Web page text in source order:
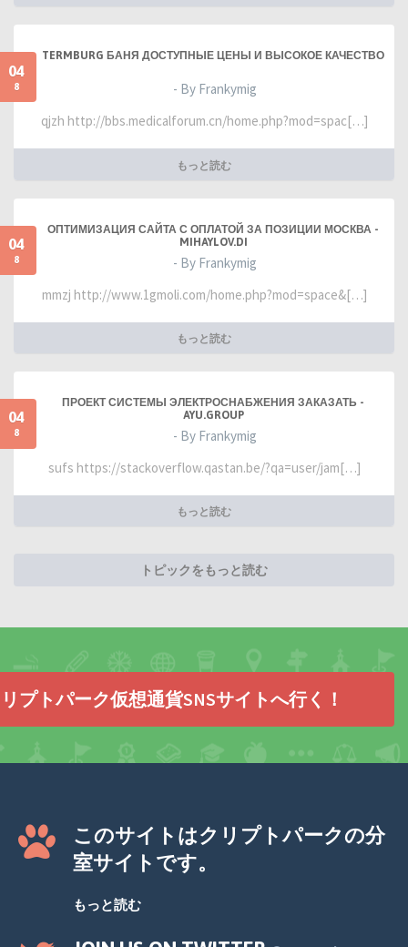
04
8
TERMBURG БАНЯ ДОСТУПНЫЕ ЦЕНЫ И ВЫСОКОЕ КАЧЕСТВО
- By Frankymig
qjzh http://bbs.medicalforum.cn/home.php?mod=spac[…]
もっと読む
04
8
ОПТИМИЗАЦИЯ САЙТА С ОПЛАТОЙ ЗА ПОЗИЦИИ МОСКВА -
MIHAYLOV.DI
- By Frankymig
mmzj http://www.1gmoli.com/home.php?mod=space&[…]
もっと読む
04
8
ПРОЕКТ СИСТЕМЫ ЭЛЕКТРОСНАБЖЕНИЯ ЗАКАЗАТЬ -
AYU.GROUP
- By Frankymig
sufs https://stackoverflow.qastan.be/?qa=user/jam[…]
もっと読む
トピックをもっと読む
プトパーク仮想通貨SNSサイトへ行く！
このサイトはクリプトパークの分
室サイトです。
もっと読む